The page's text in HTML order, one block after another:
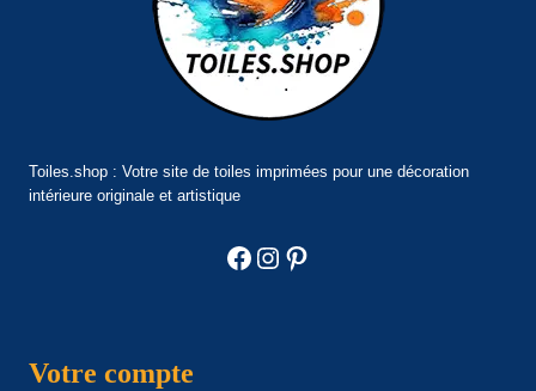
Toiles.shop : Votre site de toiles imprimées pour une décoration
intérieure originale et artistique
Facebook
Instagram
Pinterest
Votre compte